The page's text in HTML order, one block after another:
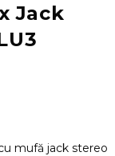
Jack
mufă jack stereo